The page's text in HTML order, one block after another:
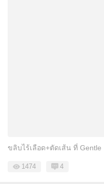
ขลิบไร้เลือด+ตัดเส้น ที่ Gentle
1474 4